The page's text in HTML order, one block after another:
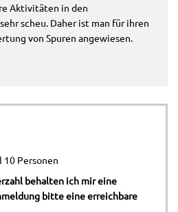
Aktivitäten in den
scheu. Daher ist man für ihren
von Spuren angewiesen.
Personen
behalten ich mir eine
bitte eine erreichbare